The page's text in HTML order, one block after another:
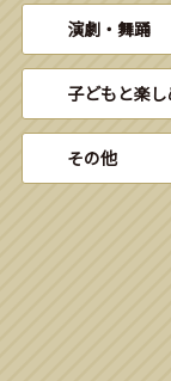
演劇・舞踊
子どもと楽
その他